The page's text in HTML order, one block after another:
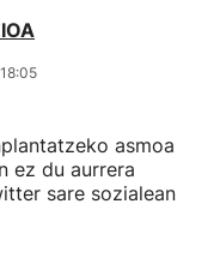
asmoa
ez du aurrera
sare sozialean